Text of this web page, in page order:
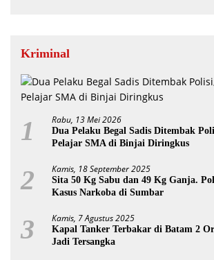
Kriminal
1 Rabu, 13 Mei 2026
Dua Pelaku Begal Sadis Ditembak
Pelajar SMA di Binjai Diringkus
2 Kamis, 18 September 2025
Sita 50 Kg Sabu dan 49 Kg Ganja.
Kasus Narkoba di Sumbar
3 Kamis, 7 Agustus 2025
Kapal Tanker Terbakar di Batam 2
Jadi Tersangka